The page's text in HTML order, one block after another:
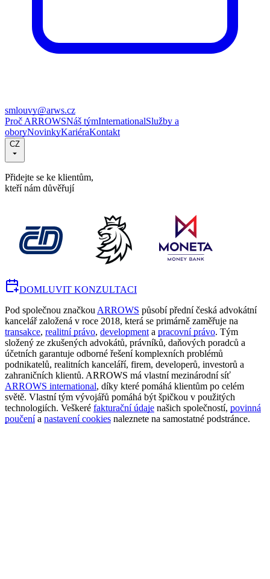
smlouvy@arws.cz
Proč ARROWSNáš týmInternationalSlužby a
oboryNovinkyKariéraKontakt
CZ
Přidejte se ke klientům,
kteří nám důvěřují
DOMLUVIT KONZULTACI
Pod společnou značkou ARROWS působí přední česká advokátní
kancelář založená v roce 2018, která se primárně zaměřuje na
transakce, realitní právo, development a pracovní právo. Tým
složený ze zkušených advokátů, právníků, daňových poradců a
účetních garantuje odborné řešení komplexních problémů
podnikatelů, realitních kanceláří, firem, developerů, investorů a
zahraničních klientů. ARROWS má vlastní mezinárodní síť
ARROWS international, díky které pomáhá klientům po celém
světě. Vlastní tým vývojářů pomáhá být špičkou v použitých
technologiích. Veškeré fakturační údaje našich společností, povinná
poučenía nastavení cookies naleznete na samostatné podstránce.